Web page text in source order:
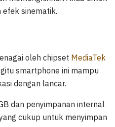
efek sinematik.
oleh chipset MediaTek
smartphone ini mampu
dengan lancar.
dan penyimpanan internal
cukup untuk menyimpan